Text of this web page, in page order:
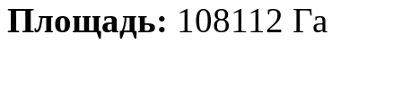
Площадь: 108112 Га